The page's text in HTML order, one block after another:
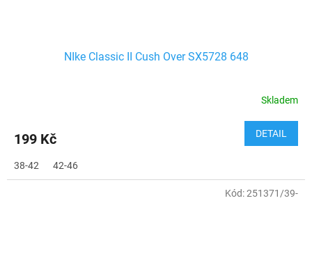
NIke Classic II Cush Over SX5728 648
Skladem
199 Kč DETAIL
38-42 42-46
Kód:251371/39-